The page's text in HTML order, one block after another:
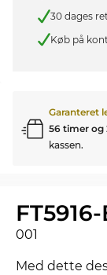
30 dages
Køb på
Garanteret
56 timer og
kassen.
001
Med dette